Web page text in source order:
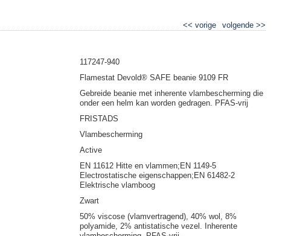
volgende >>
<< vorige
117247-940
Flamestat Devold® SAFE beanie 9109 FR
Gebreide beanie met inherente vlambescherming die
onder een helm kan worden gedragen. PFAS-vrij
FRISTADS
Vlambescherming
Active
EN 11612 Hitte en vlammen;EN 1149-5
Electrostatische eigenschappen;EN 61482-2
Elektrische vlamboog
Zwart
50% viscose (vlamvertragend), 40% wol, 8%
polyamide, 2% antistatische vezel. Inherente